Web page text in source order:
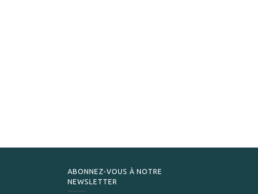
ABONNEZ-VOUS À NOTRE
NEWSLETTER